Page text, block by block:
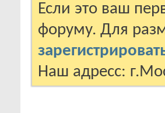
Если это ваш
форуму. Для
Наш адресс: